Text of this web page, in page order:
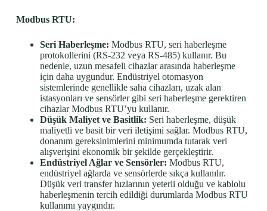
Modbus RTU:
Seri Haberleşme: Modbus RTU, seri haberleşme
protokollerini (RS-232 veya RS-485) kullanır. Bu
nedenle, uzun mesafeli cihazlar arasında haberleşme
için daha uygundur. Endüstriyel otomasyon
sistemlerinde genellikle saha cihazları, uzak alan
istasyonları ve sensörler gibi seri haberleşme gerektiren
cihazlar Modbus RTU’yu kullanır.
Düşük Maliyet ve Basitlik: Seri haberleşme, düşük
maliyetli ve basit bir veri iletişimi sağlar. Modbus RTU,
donanım gereksinimlerini minimumda tutarak veri
alışverişini ekonomik bir şekilde gerçekleştirir.
Endüstriyel Ağlar ve Sensörler: Modbus RTU,
endüstriyel ağlarda ve sensörlerde sıkça kullanılır.
Düşük veri transfer hızlarının yeterli olduğu ve kablolu
haberleşmenin tercih edildiği durumlarda Modbus RTU
kullanımı yaygındır.